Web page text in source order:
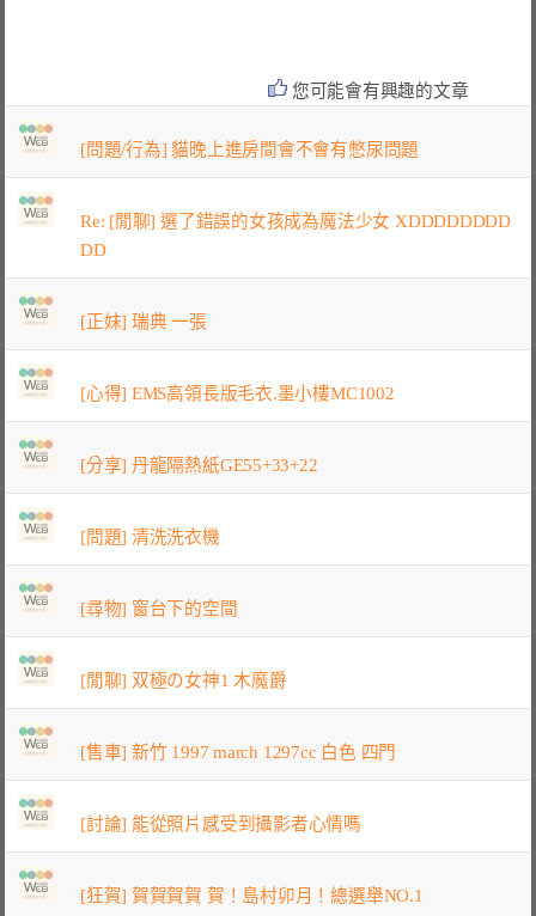
您可能會有興趣的文章
[問題/行為] 貓晚上進房間會不會有憋尿問題
Re: [閒聊] 選了錯誤的女孩成為魔法少女 XDDDDDDDD
DD
[正妹] 瑞典 一張
[心得] EMS高領長版毛衣.墨小樓MC1002
[分享] 丹龍隔熱紙GE55+33+22
[問題] 清洗洗衣機
[尋物] 窗台下的空間
[閒聊] 双極の女神1 木魔爵
[售車] 新竹 1997 march 1297cc 白色 四門
[討論] 能從照片感受到攝影者心情嗎
[狂賀] 賀賀賀賀 賀！島村卯月！總選舉NO.1